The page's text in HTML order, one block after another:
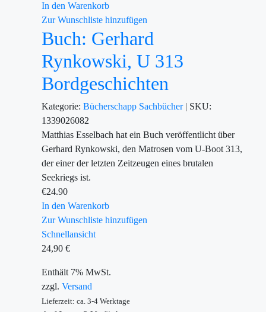
In den Warenkorb
Zur Wunschliste hinzufügen
Buch: Gerhard
Rynkowski, U 313
Bordgeschichten
Kategorie: Bücherschapp Sachbücher | SKU:
1339026082
Matthias Esselbach hat ein Buch veröffentlicht über
Gerhard Rynkowski, den Matrosen vom U-Boot 313,
der einer der letzten Zeitzeugen eines brutalen
Seekriegs ist.
€24.90
In den Warenkorb
Zur Wunschliste hinzufügen
Schnellansicht
24,90 €
Enthält 7% MwSt.
zzgl. Versand
Lieferzeit: ca. 3-4 Werktage